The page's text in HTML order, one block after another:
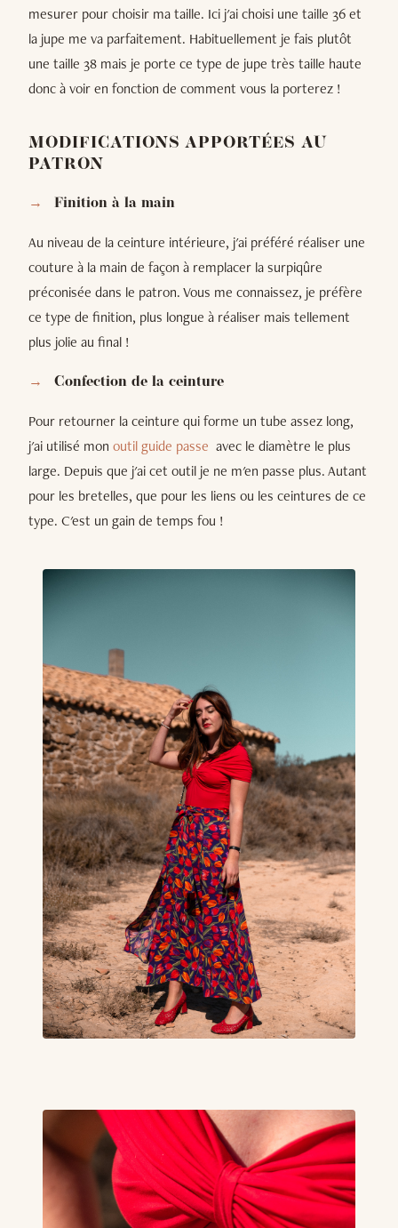
mesurer pour choisir ma taille. Ici j'ai choisi une taille 36 et
la jupe me va parfaitement. Habituellement je fais plutôt
une taille 38 mais je porte ce type de jupe très taille haute
donc à voir en fonction de comment vous la porterez !
MODIFICATIONS APPORTÉES AU
PATRON
Finition à la main
Au niveau de la ceinture intérieure, j'ai préféré réaliser une
couture à la main de façon à remplacer la surpiqûre
préconisée dans le patron. Vous me connaissez, je préfère
ce type de finition, plus longue à réaliser mais tellement
plus jolie au final !
Confection de la ceinture
Pour retourner la ceinture qui forme un tube assez long,
j'ai utilisé mon outilguide passe avec le diamètre le plus
large. Depuis que j'ai cet outil je ne m'en passe plus. Autant
pour les bretelles, que pour les liens ou les ceintures de ce
type. C'est un gain de temps fou !